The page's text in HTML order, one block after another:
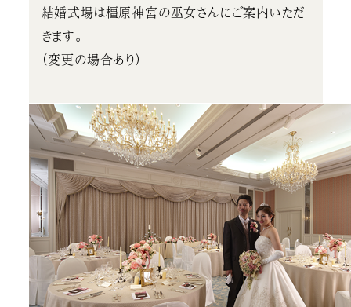
結婚式場は橿原神宮の巫女さんにご案内いただ
きます。
（変更の場合あり）